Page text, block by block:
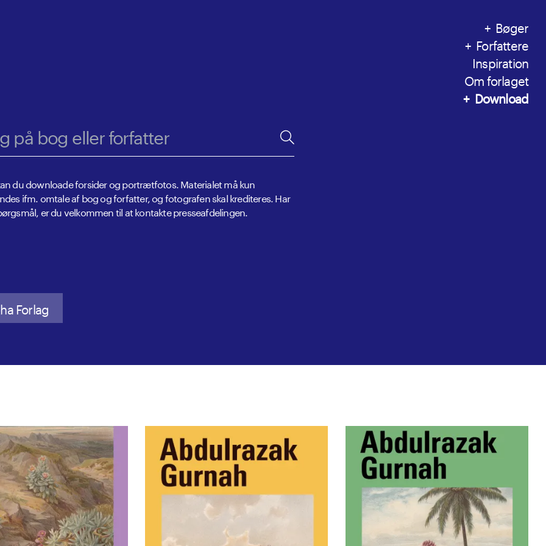
Bøger
Forfattere
Inspiration
Om forlaget
Download
du downloade forsider og portrætfotos. Materialet må kun
ifm. omtale af bog og forfatter, og fotografen skal krediteres. Har
er du velkommen til at kontakte presseafdelingen.
Forlag